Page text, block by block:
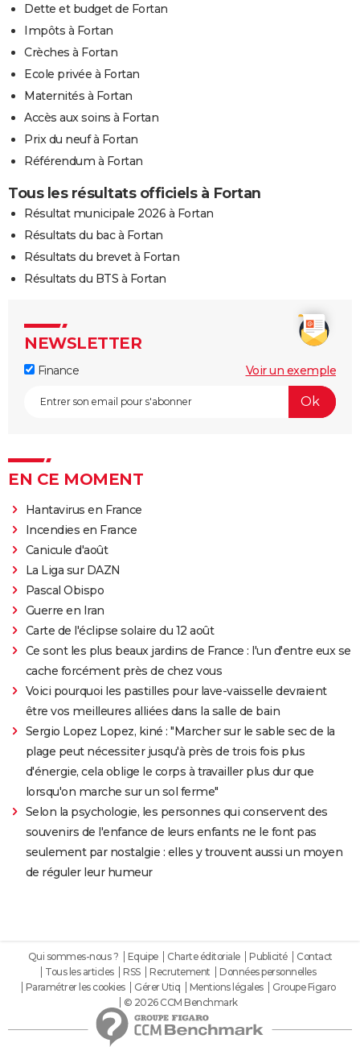
Dette et budget de Fortan
Impôts à Fortan
Crèches à Fortan
Ecole privée à Fortan
Maternités à Fortan
Accès aux soins à Fortan
Prix du neuf à Fortan
Référendum à Fortan
Tous les résultats officiels à Fortan
Résultat municipale 2026 à Fortan
Résultats du bac à Fortan
Résultats du brevet à Fortan
Résultats du BTS à Fortan
NEWSLETTER
Finance Voir un exemple
EN CE MOMENT
Hantavirus en France
Incendies en France
Canicule d'août
La Liga sur DAZN
Pascal Obispo
Guerre en Iran
Carte de l'éclipse solaire du 12 août
Ce sont les plus beaux jardins de France : l'un d'entre eux se
cache forcément près de chez vous
Voici pourquoi les pastilles pour lave-vaisselle devraient
être vos meilleures alliées dans la salle de bain
Sergio Lopez Lopez, kiné : "Marcher sur le sable sec de la
plage peut nécessiter jusqu'à près de trois fois plus
d'énergie, cela oblige le corps à travailler plus dur que
lorsqu'on marche sur un sol ferme"
Selon la psychologie, les personnes qui conservent des
souvenirs de l'enfance de leurs enfants ne le font pas
seulement par nostalgie : elles y trouvent aussi un moyen
de réguler leur humeur
Qui sommes-nous ? Equipe Charte éditoriale Publicité
Contact
Tous les articles
RSS Recrutement
Données personnelles
Paramétrer les cookies
Gérer Utiq Mentions légales
Groupe Figaro
© 2026 CCM Benchmark